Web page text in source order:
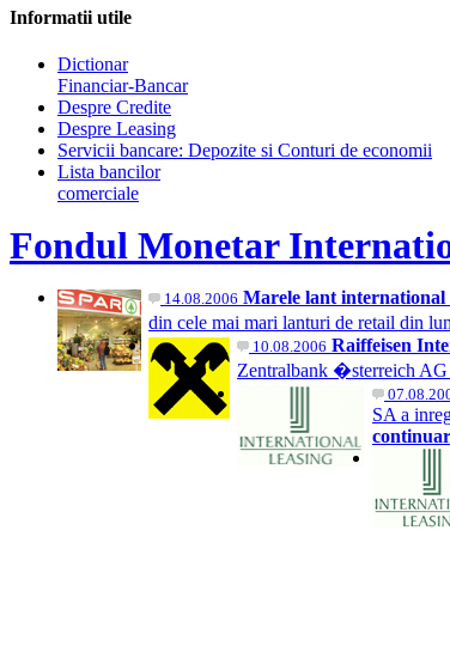
Informatii utile
Dictionar
Financiar-Bancar
Despre Credite
Despre Leasing
Servicii bancare: Depozite si Conturi de economii
Lista bancilor
comerciale
Fondul Monetar
14.08.2006 Marele lant
din cele mai mari lanturi de retail din
10.08.2006 Raiffeisen
Zentralbank �sterreich AG
SA a